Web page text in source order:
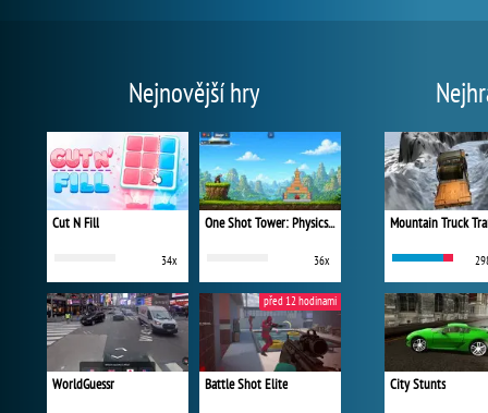
Nejnovější hry
Cut N Fill
34x
One Shot Tower: Physics Destroyer
36x
WorldGuessr Battle Shot Elite
před 12 hodinami
Mountain Truck
City Stunts